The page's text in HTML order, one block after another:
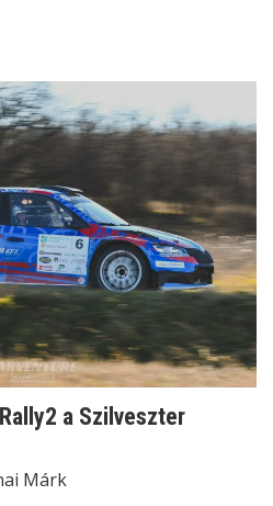
a Szilveszter
Márk